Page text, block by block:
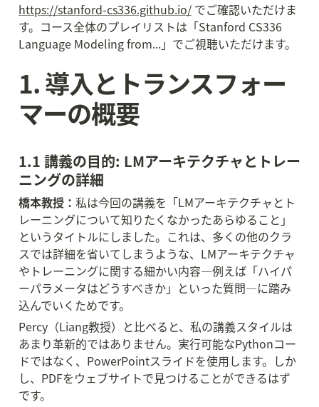
https://stanford-cs336.github.io/ でご確認いただけま
す。コース全体のプレイリストは「Stanford CS336
Language Modeling from...」でご視聴いただけます。
1. 導入とトランスフォー
マーの概要
1.1 講義の目的: LMアーキテクチャとトレー
ニングの詳細
橋本教授： 私は今回の講義を「LMアーキテクチャとト
レーニングについて知りたくなかったあらゆること」
というタイトルにしました。これは、多くの他のクラ
スでは詳細を省いてしまうような、LMアーキテクチャ
やトレーニングに関する細かい内容—例えば「ハイパ
ーパラメータはどうすべきか」といった質問—に踏み
込んでいくためです。
Percy（Liang教授）と比べると、私の講義スタイルは
あまり革新的ではありません。実行可能なPythonコー
ドではなく、PowerPointスライドを使用します。しか
し、PDFをウェブサイトで見つけることができるはず
です。